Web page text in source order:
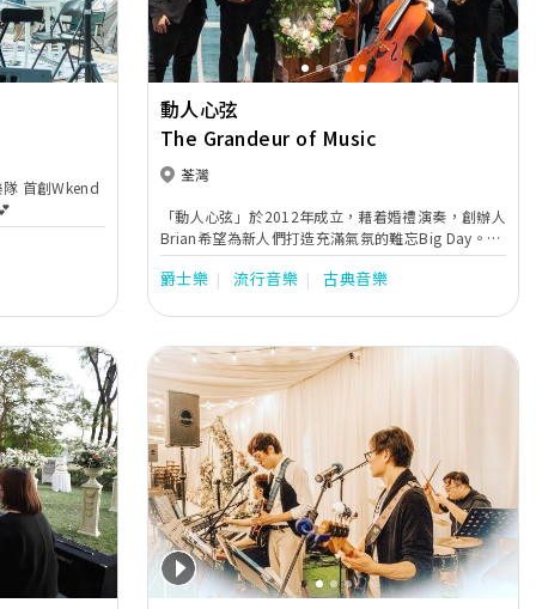
首創Wkend
動人心弦
The Grandeur of Music
荃灣
「動人心弦」於2012年成立，藉着婚禮演奏，創辦人
Brian希望為新人們打造充滿氣氛的難忘Big Day。他
對專業編曲及完善音響的堅持，絶對能為新人帶來富
感染力的音樂。
爵士樂 流行音樂 古典音樂
Next Previous